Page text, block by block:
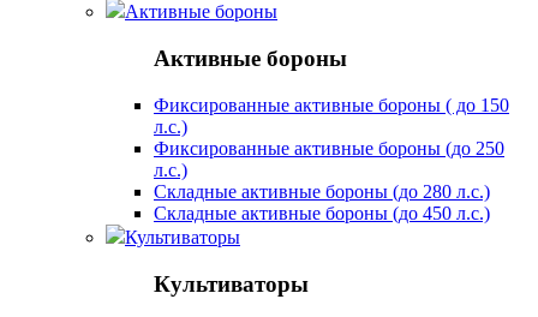
Активные бороны
Активные бороны
Фиксированные активные бороны ( до 150
л.с.)
Фиксированные активные бороны (до 250
л.с.)
Складные активные бороны (до 280 л.с.)
Складные активные бороны (до 450 л.с.)
Культиваторы
Культиваторы